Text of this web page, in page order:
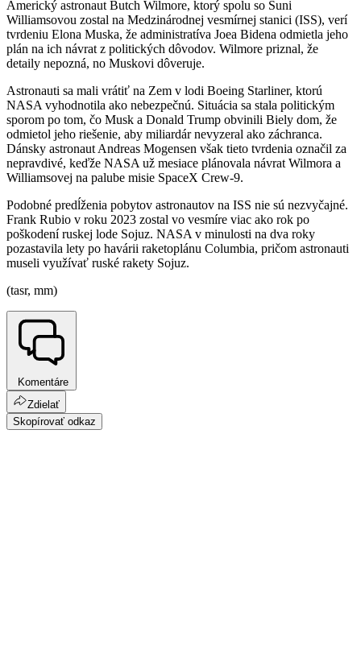
Americký astronaut Butch Wilmore, ktorý spolu so Suni
Williamsovou zostal na Medzinárodnej vesmírnej stanici (ISS), verí
tvrdeniu Elona Muska, že administratíva Joea Bidena odmietla jeho
plán na ich návrat z politických dôvodov. Wilmore priznal, že
detaily nepozná, no Muskovi dôveruje.
Astronauti sa mali vrátiť na Zem v lodi Boeing Starliner, ktorú
NASA vyhodnotila ako nebezpečnú. Situácia sa stala politickým
sporom po tom, čo Musk a Donald Trump obvinili Biely dom, že
odmietol jeho riešenie, aby miliardár nevyzeral ako záchranca.
Dánsky astronaut Andreas Mogensen však tieto tvrdenia označil za
nepravdivé, keďže NASA už mesiace plánovala návrat Wilmora a
Williamsovej na palube misie SpaceX Crew-9.
Podobné predĺženia pobytov astronautov na ISS nie sú nezvyčajné.
Frank Rubio v roku 2023 zostal vo vesmíre viac ako rok po
poškodení ruskej lode Sojuz. NASA v minulosti na dva roky
pozastavila lety po havárii raketoplánu Columbia, pričom astronauti
museli využívať ruské rakety Sojuz.
(tasr, mm)
Komentáre
Zdielať
Skopírovať odkaz